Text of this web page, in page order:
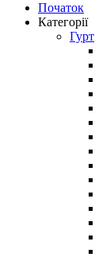
Початок
Категорії
Гурт